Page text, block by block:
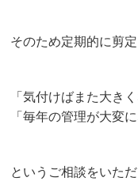
そのため定期的に剪
「気付けばまた大き
「毎年の管理が大変
というご相談をいた